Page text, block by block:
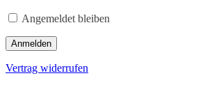
Angemeldet bleiben
Anmelden
Vertrag widerrufen